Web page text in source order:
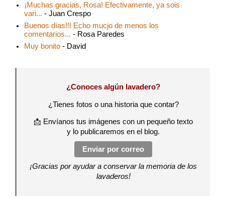
¡Muchas gracias, Rosa! Efectivamente, ya sois
vari... - Juan Crespo
Buenos días!!! Echo mucjo de menos los
comentarios... - Rosa Paredes
Muy bonito - David
¿Conoces algún lavadero?
¿Tienes fotos o una historia que contar?
📩 Envíanos tus imágenes con un pequeño texto
y lo publicaremos en el blog.
Enviar por correo
¡Gracias por ayudar a conservar la memoria de los
lavaderos!